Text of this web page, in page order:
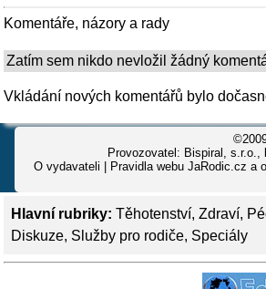
Hlavní rubriky: Těhotenství, Zdraví,
Diskuze, Služby pro rodiče, Speciály
Komentáře, názory a rady
Zatím sem nikdo nevložil žádný
Vkládání nových komentářů bylo
Provozovatel: Bispiral,
O vydavateli
Pravidla webu JaRodic.cz a